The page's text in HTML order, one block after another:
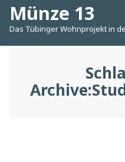
Münze 13
Das Tübinger Wohnprojekt in
Archive: